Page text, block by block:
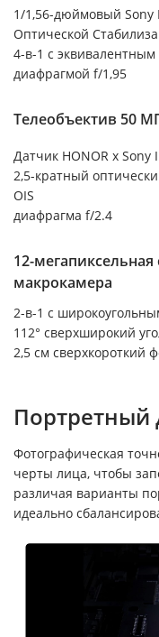
1/1,56-дюймовый Sony
Оптической
4-в-1 с
диафрагмой f/1,95
Телеобъектив 50
Датчик HONOR x Sony
2,5-кратный
OIS
диафрагма f/2.4
12-
макрокамера
2-в-1 с
112° сверхширокий
2,5 см сверхкороткий
Портретный
Фотографическая
черты лица, чтобы
различая варианты
идеально